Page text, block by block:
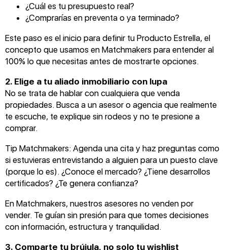
¿Cuál es tu presupuesto real?
¿Comprarías en preventa o ya terminado?
Este paso es el inicio para definir tu Producto Estrella, el
concepto que usamos en Matchmakers para entender al
100% lo que necesitas antes de mostrarte opciones.
2. Elige a tu aliado inmobiliario con lupa
No se trata de hablar con cualquiera que venda
propiedades. Busca a un asesor o agencia que realmente
te escuche, te explique sin rodeos y no te presione a
comprar.
Tip Matchmakers: Agenda una cita y haz preguntas como
si estuvieras entrevistando a alguien para un puesto clave
(porque lo es). ¿Conoce el mercado? ¿Tiene desarrollos
certificados? ¿Te genera confianza?
En Matchmakers, nuestros asesores no venden por
vender. Te guían sin presión para que tomes decisiones
con información, estructura y tranquilidad.
3. Comparte tu brújula, no solo tu wishlist